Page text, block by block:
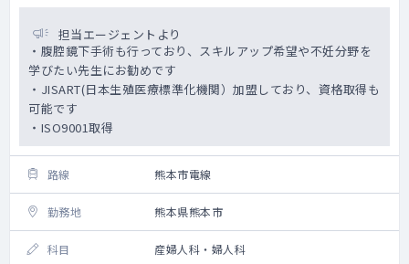
担当エージェントより
・腹腔鏡下手術も行っており、スキルアップ希望や不妊分野を
学びたい先生にお勧めです
・JISART(日本生殖医療標準化機関）加盟しており、資格取得も
可能です
・ISO9001取得
路線 熊本市電線
勤務地 熊本県熊本市
科目 産婦人科・婦人科